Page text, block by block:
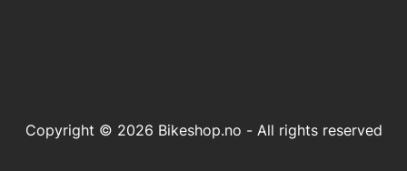
Copyright © 2026 Bikeshop.no - All rights reserved